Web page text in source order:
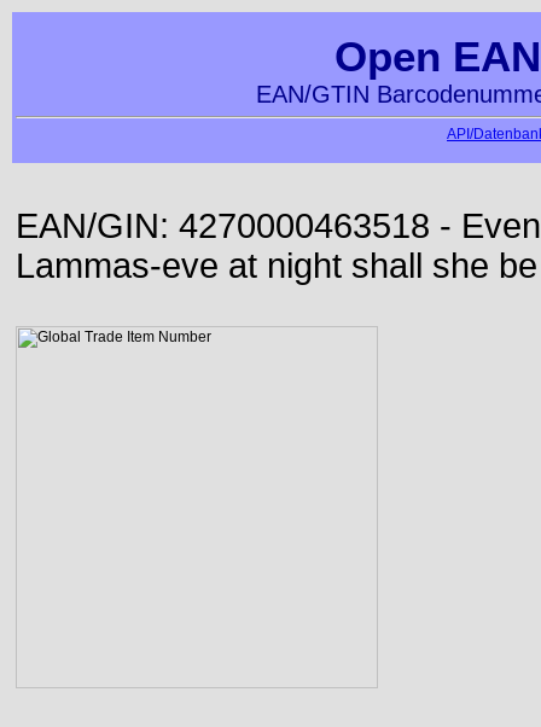
Open
EAN/GTIN
API/
EAN/GIN: 4270000463518 -
Lammas-eve at night shall she